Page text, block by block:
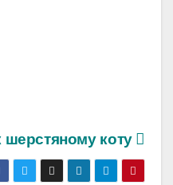
шерстяному коту